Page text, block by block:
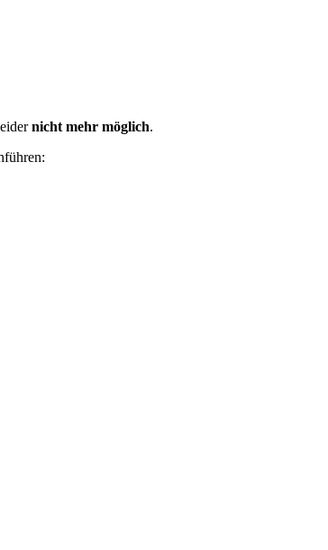
nicht mehr möglich.